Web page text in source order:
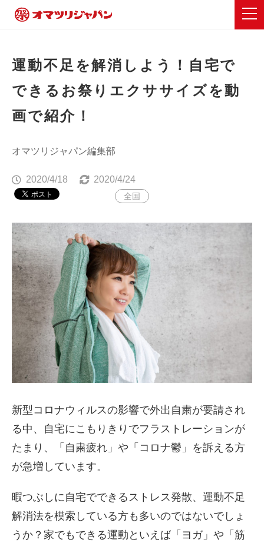
運動不足を解消しよう！自宅で
できるお祭りエクササイズを動
画で紹介！
オマツリジャパン編集部
2020/4/18 2020/4/24
全国
新型コロナウィルスの影響で外出自粛が要請され
る中、自宅にこもりきりでフラストレーションが
たまり、「自粛疲れ」や「コロナ鬱」を訴える方
が急増しています。
暇つぶしに自宅でできるストレス発散、運動不足
解消法を模索している方も多いのではないでしょ
うか？家でもできる運動といえば「ヨガ」や「筋